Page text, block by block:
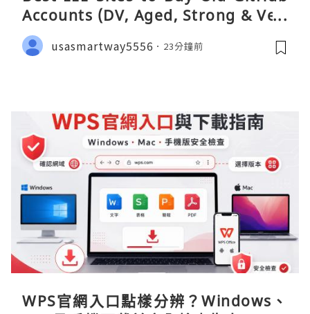
Accounts (DV, Aged, Strong & Veri
fied)
usasmartway5556 23分鐘前
WPS官網入口點樣分辨？Windows、